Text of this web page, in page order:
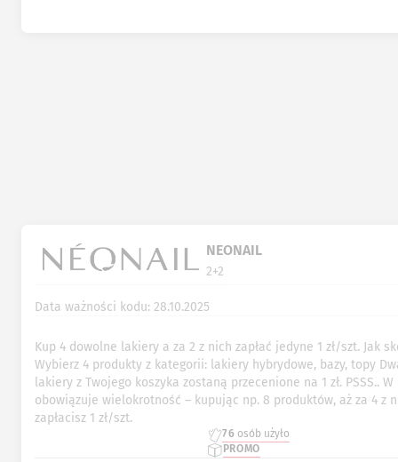
NEONAIL
2+2
Data ważności kodu: 28.10.2025
76 osób użyło
PROMO
Kup 4 dowolne lakiery a za 2 z nich zapłać jedyne 1 zł/szt. Jak
Wybierz 4 produkty z kategorii: lakiery hybrydowe, bazy, topy
lakiery z Twojego koszyka zostaną przecenione na 1 zł. PSSS..
obowiązuje wielokrotność – kupując np. 8 produktów, aż za 4 z
zapłacisz 1 zł/szt.